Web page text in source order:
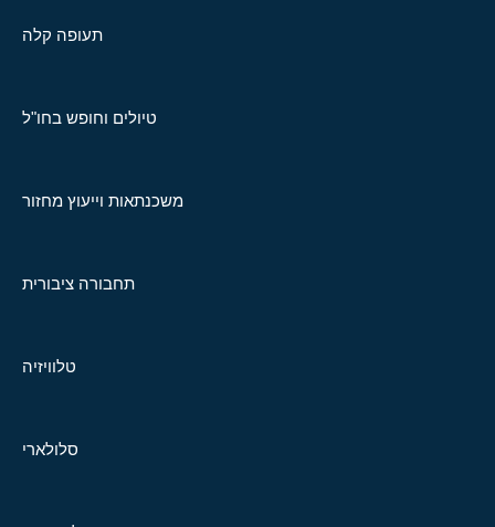
תעופה קלה
טיולים וחופש בחו"ל
משכנתאות וייעוץ מחזור
תחבורה ציבורית
טלוויזיה
סלולארי